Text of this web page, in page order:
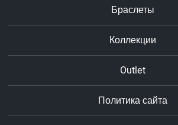
Браслеты
Коллекции
Outlet
Политика сайта